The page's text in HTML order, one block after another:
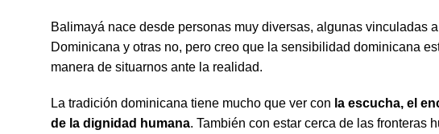
Balimayá nace desde personas muy diversas, algunas vinculadas
Dominicana y otras no, pero creo que la sensibilidad dominicana
manera de situarnos ante la realidad.
La tradición dominicana tiene mucho que ver con la escucha, el
de la dignidad humana. También con estar cerca de las fronteras